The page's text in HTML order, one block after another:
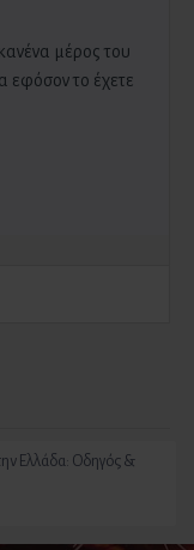
μέρος του
το έχετε
Ελλάδα: Οδηγός &